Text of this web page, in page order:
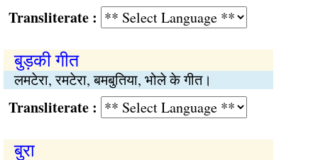
:
बुड़की गीत
लमटेरा, रमटेरा, बमबुतिया, भोले के गीत।
:
बुरा